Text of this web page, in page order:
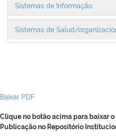
Sistemas de Informação
Sistemas de Salud/organización
Baixar PDF
Clique no botão acima para baixar
Publicação no Repositório